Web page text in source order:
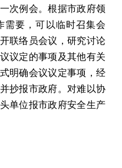
例会。根据市政府领
需要，可以临时召集会
联络员会议，研究讨论
议定的事项及其他有关
明确会议议定事项，经
抄报市政府。对难以协
单位报市政府安全生产